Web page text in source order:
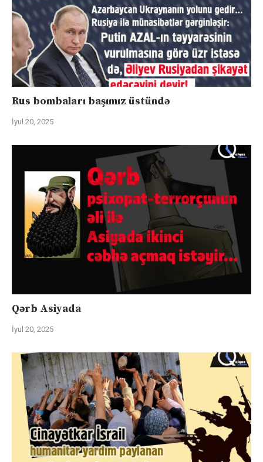
Rus bombaları başımız üstündə
İyul 20, 2025
Qərb Asiyada
İyul 20, 2025